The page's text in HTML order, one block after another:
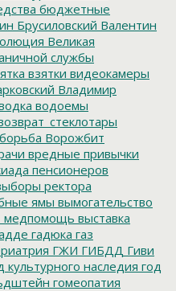
бюджетные
Брусиловский Валентин
Великая
службы
взятки видеокамеры
Владимир
водоемы
Ворожбит
вредные привычки
пенсионеров
ректора
ямы вымогательство
выставка
гадюка газ
ГЖИ ГИБДД Гиви
культурного наследия год
гомеопатия